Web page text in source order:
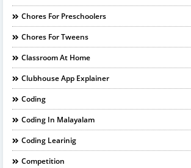
Chores For Preschoolers
Chores For Tweens
Classroom At Home
Clubhouse App Explainer
Coding
Coding In Malayalam
Coding Learinig
Competition